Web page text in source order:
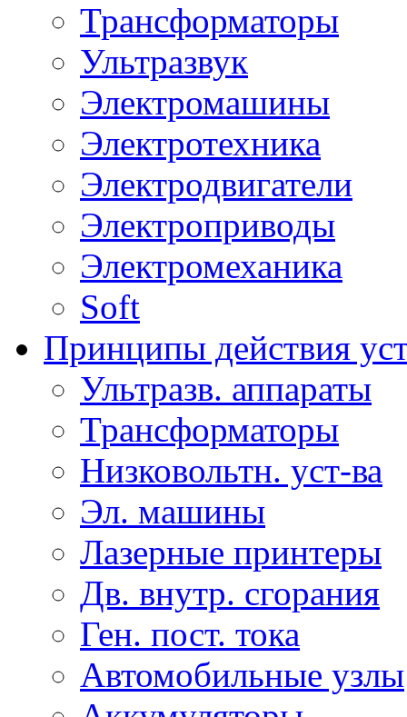
Трансформаторы
Ультразвук
Электромашины
Электротехника
Электродвигатели
Электроприводы
Электромеханика
Soft
Принципы действия
Ультразв. аппараты
Трансформаторы
Низковольтн. уст-ва
Эл. машины
Лазерные принтеры
Дв. внутр. сгорания
Ген. пост. тока
Автомобильные узлы